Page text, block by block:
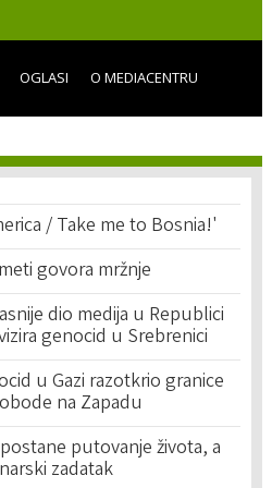
OGLASI O MEDIACENTRU
/ Take me to Bosnia!'
govora mržnje
dio medija u Republici
genocid u Srebrenici
u Gazi razotkrio granice
na Zapadu
putovanje života, a
zadatak